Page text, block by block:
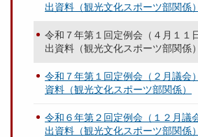
出資料（観光文化スポーツ部関係）
令和７年第１回定例会（４月１１
出資料（観光文化スポーツ部関係）
令和７年第１回定例会（２月議会
資料（観光文化スポーツ部関係）
令和６年第２回定例会（１２月議
出資料（観光文化スポーツ部関係）